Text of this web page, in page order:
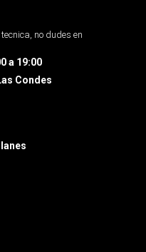
no dudes en
a 19:00
Condes